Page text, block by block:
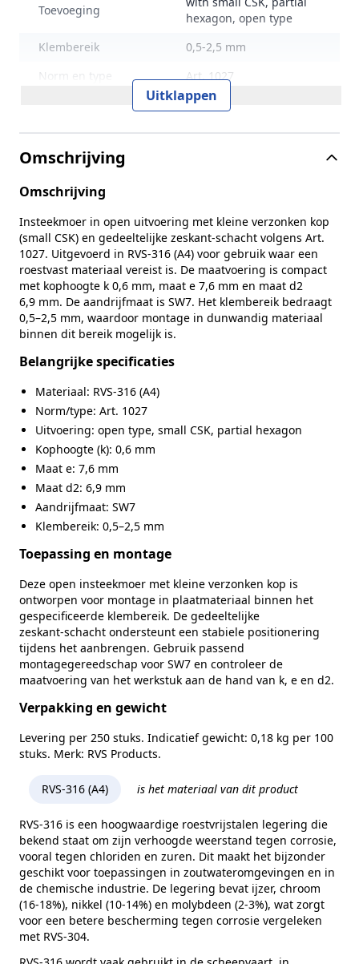
Toevoeging
hexagon, open type
Klembereik
0,5-2,5 mm
Norm en type
Art. 1027
7,6 mm
Kophoogte (k)
0,6 mm
Maat (d2)
Gewicht per 100 stuks
Inhoud verpakking
250
Merk
RVS Products
Uitklappen
Omschrijving
Omschrijving
Insteekmoer in open uitvoering met kleine verzonken kop
(small CSK) en gedeeltelijke zeskant-schacht volgens Art.
1027. Uitgevoerd in RVS‑316 (A4) voor gebruik waar een
roestvast materiaal vereist is. De maatvoering is compact
met kophoogte k 0,6 mm, maat e 7,6 mm en maat d2
6,9 mm. De aandrijfmaat is SW7. Het klembereik bedraagt
0,5–2,5 mm, waardoor montage in dunwandig materiaal
binnen dit bereik mogelijk is.
Belangrijke specificaties
Materiaal: RVS‑316 (A4)
Norm/type: Art. 1027
Uitvoering: open type, small CSK, partial hexagon
Kophoogte (k): 0,6 mm
Maat e: 7,6 mm
Maat d2: 6,9 mm
Aandrijfmaat: SW7
Klembereik: 0,5–2,5 mm
Toepassing en montage
Deze open insteekmoer met kleine verzonken kop is
ontworpen voor montage in plaatmateriaal binnen het
gespecificeerde klembereik. De gedeeltelijke
zeskant‑schacht ondersteunt een stabiele positionering
tijdens het aanbrengen. Gebruik passend
montagegereedschap voor SW7 en controleer de
maatvoering van het werkstuk aan de hand van k, e en d2.
Verpakking en gewicht
Levering per 250 stuks. Indicatief gewicht: 0,18 kg per 100
stuks. Merk: RVS Products.
RVS-316 (A4) is het materiaal van dit product
RVS-316 is een hoogwaardige roestvrijstalen legering die
bekend staat om zijn verhoogde weerstand tegen corrosie,
vooral tegen chloriden en zuren. Dit maakt het bijzonder
geschikt voor toepassingen in zoutwateromgevingen en in
de chemische industrie. De legering bevat ijzer, chroom
(16-18%), nikkel (10-14%) en molybdeen (2-3%), wat zorgt
voor een betere bescherming tegen corrosie vergeleken
met RVS-304.